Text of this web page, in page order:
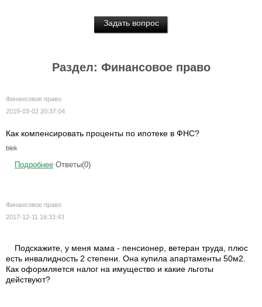
Раздел: Финансовое право
Финансовое право
2019-03-02 20:37:04
Как компенсировать проценты по ипотеке в ФНС?
blek
Подробнее Ответы(0)
Финансовое право
2017-12-11 16:33:43
Подскажите, у меня мама - пенсионер, ветеран труда, плюс
есть инвалидность 2 степени. Она купила апартаменты 50м2.
Как оформляется налог на имущество и какие льготы
действуют?